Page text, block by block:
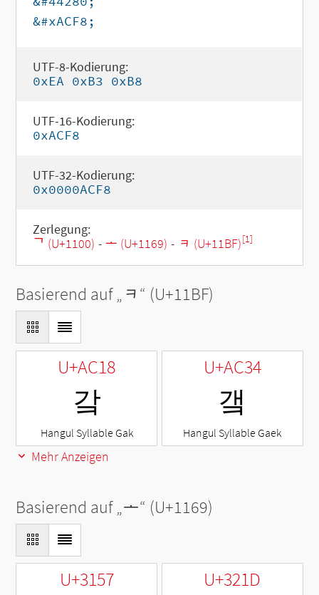
&#xACF8;
UTF-8-Kodierung:
0xEA 0xB3 0xB8
UTF-16-Kodierung:
0xACF8
UTF-32-Kodierung:
0x0000ACF8
Zerlegung:
ᄀ (U+1100) - ᅩ (U+1169) - ᆿ (U+11BF)[1]
Basierend auf „ᆿ“ (U+11BF)
U+AC18
갘
Hangul Syllable Gak
U+AC34
갴
Hangul Syllable Gaek
Mehr Anzeigen
Basierend auf „ᅩ“ (U+1169)
U+3157 U+321D